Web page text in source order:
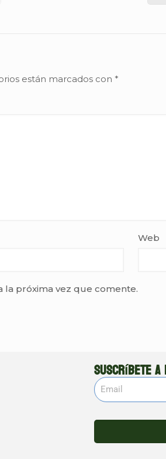
están marcados con *
Web
la próxima vez que comente.
Suscríbete